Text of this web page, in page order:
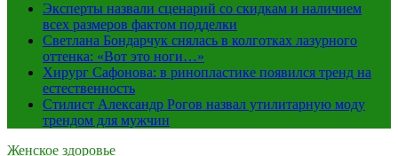
Эксперты назвали сценарий со скидкам и наличием
всех размеров фактом подделки
Светлана Бондарчук снялась в колготках лазурного
оттенка: «Вот это ноги…»
Хирург Сафонова: в ринопластике появился тренд на
естественность
Стилист Александр Рогов назвал утилитарную моду
трендом для мужчин
Женское здоровье